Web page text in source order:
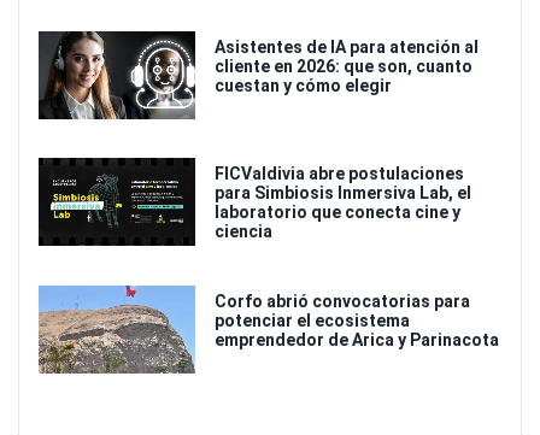
Asistentes de IA para atención al
cliente en 2026: que son, cuanto
cuestan y cómo elegir
FICValdivia abre postulaciones
para Simbiosis Inmersiva Lab, el
laboratorio que conecta cine y
ciencia
Corfo abrió convocatorias para
potenciar el ecosistema
emprendedor de Arica y Parinacota